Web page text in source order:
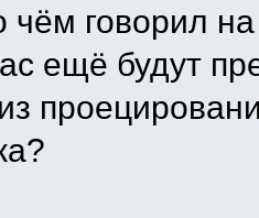
чём говорил
ещё будут